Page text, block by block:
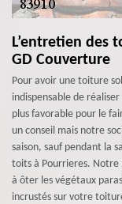
L’entretien des
GD Couverture
Pour avoir une toiture
indispensable de
plus favorable pour le
un conseil mais notre
saison, sauf pendant la
toits à Pourrieres. Notre
à ôter les végétaux
incrustés sur votre